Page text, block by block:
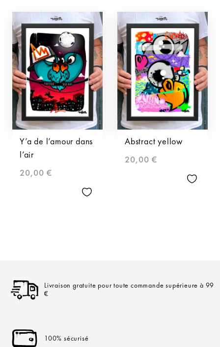
Y’a de l’amour dans
l’air
20,00 €
Abstract yellow
20,00 €
Livraison gratuite pour toute commande supérieure à 99
€
100% sécurisé